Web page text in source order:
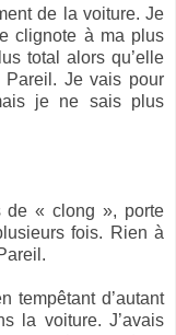
de la voiture. Je
clignote à ma plus
total alors qu’elle
Je vais pour
je ne sais plus
de « clong », porte
fois. Rien à
tempêtant d’autant
la voiture. J’avais